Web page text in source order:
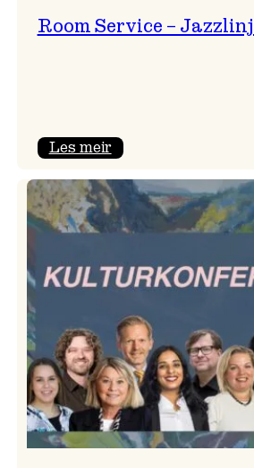
Room Service –
Les meir:
Service
–
Jazzlinja
turné!